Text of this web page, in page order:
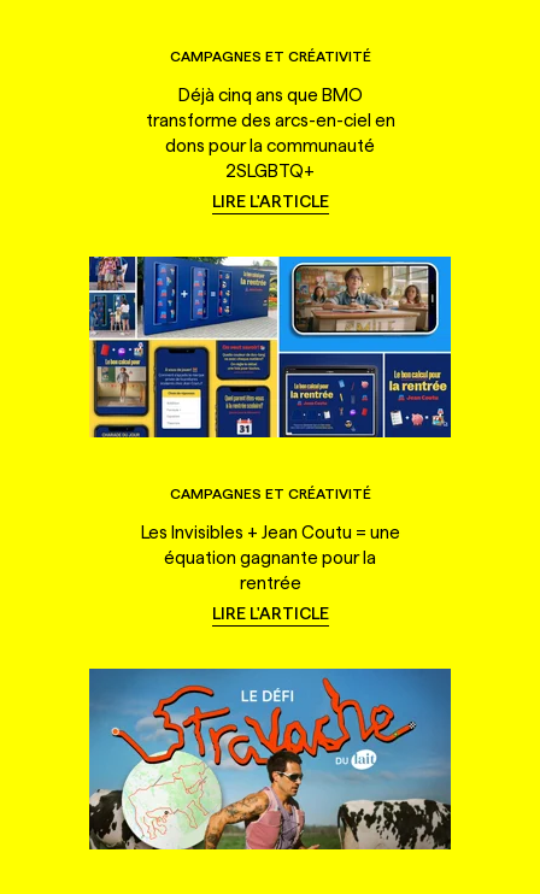
CAMPAGNES ET CRÉATIVITÉ
Déjà cinq ans que BMO
transforme des arcs-en-ciel en
dons pour la communauté
2SLGBTQ+
LIRE L'ARTICLE
CAMPAGNES ET CRÉATIVITÉ
Les Invisibles + Jean Coutu = une
équation gagnante pour la
rentrée
LIRE L'ARTICLE